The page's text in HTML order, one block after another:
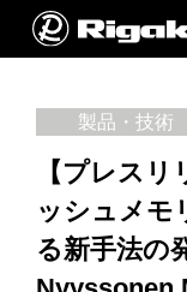
製品・技術
【プレス
ッシュメモ
る新手法の